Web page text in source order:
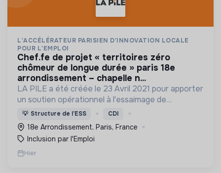
L'ACCÉLÉRATEUR PARISIEN D'INNOVATION LOCALE
POUR L'EMPLOI
chef.fe de projet « territoires zéro
chômeur de longue durée » paris 18e
arrondissement – chapelle n...
LA PILE a été créée le 23 Avril 2021 pour apporter
un soutien opérationnel à l'essaimage de
l’expérimentation "Territoires Zéro Chômeur de
Longue Durée" à Paris
💡 Structure de l’ESS CDI
18e Arrondissement, Paris, France
Inclusion par l'Emploi
Hier